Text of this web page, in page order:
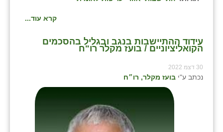
קרא עוד...
עידוד ההתיישבות בנגב ובגליל בהסכמים
הקואליציוניים / בועז מקלר רו"ח
30 דצמ 2022
נכתב ע"י בועז מקלר, רו״ח